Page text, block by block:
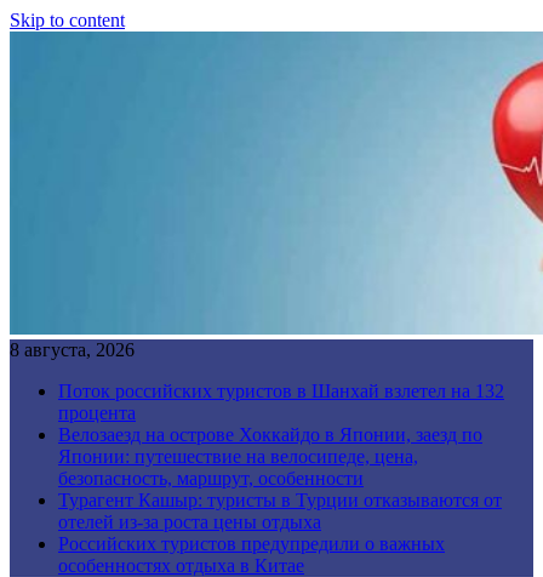
Skip to content
8 августа, 2026
Поток российских туристов в Шанхай взлетел на 132
процента
Велозаезд на острове Хоккайдо в Японии, заезд по
Японии: путешествие на велосипеде, цена,
безопасность, маршрут, особенности
Турагент Кашыр: туристы в Турции отказываются от
отелей из-за роста цены отдыха
Российских туристов предупредили о важных
особенностях отдыха в Китае